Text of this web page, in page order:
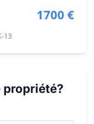
1700 €
13
propriété?